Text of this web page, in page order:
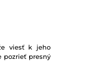
viesť k jeho
pozrieť presný